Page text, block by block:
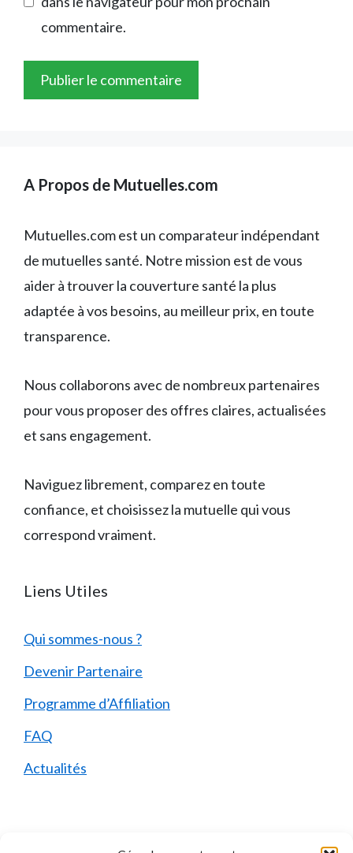
commentaire.
A Propos de Mutuelles.com
Mutuelles.com est un comparateur indépendant
de mutuelles santé. Notre mission est de vous
aider à trouver la couverture santé la plus
adaptée à vos besoins, au meilleur prix, en toute
transparence.
Nous collaborons avec de nombreux partenaires
pour vous proposer des offres claires, actualisées
et sans engagement.
Naviguez librement, comparez en toute
confiance, et choisissez la mutuelle qui vous
correspond vraiment.
Liens Utiles
Qui sommes-nous ?
Devenir Partenaire
Programme d’Affiliation
FAQ
Actualités
Mentions Légales